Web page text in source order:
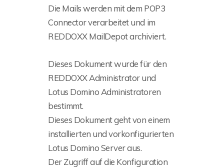
Die Mails werden mit dem POP3
Connector verarbeitet und im
REDDOXX MailDepot archiviert.
Dieses Dokument wurde für den
REDDOXX Administrator und
Lotus Domino Administratoren
bestimmt.
Dieses Dokument geht von einem
installierten und vorkonfigurierten
Lotus Domino Server aus.
Der Zugriff auf die Konfiguration